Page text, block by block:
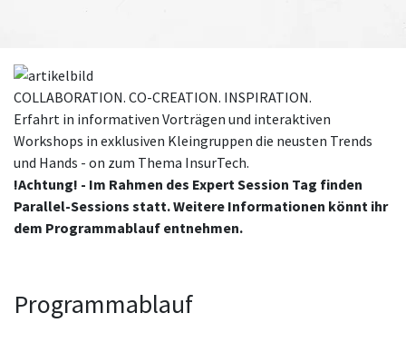
COLLABORATION. CO-CREATION. INSPIRATION.
Erfahrt in informativen Vorträgen und interaktiven
Workshops in exklusiven Kleingruppen die neusten Trends
und Hands - on zum Thema InsurTech.
!Achtung! - Im Rahmen des Expert Session Tag finden
Parallel-Sessions statt. Weitere Informationen könnt ihr
dem Programmablauf entnehmen.
Programmablauf